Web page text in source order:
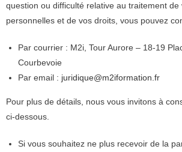
question ou difficulté relative au traitement de
personnelles et de vos droits, vous pouvez
Par courrier : M2i, Tour Aurore – 18-19
Courbevoie
Par email : juridique@m2iformation.fr
Pour plus de détails, nous vous invitons à
ci-dessous.
Si vous souhaitez ne plus recevoir de la